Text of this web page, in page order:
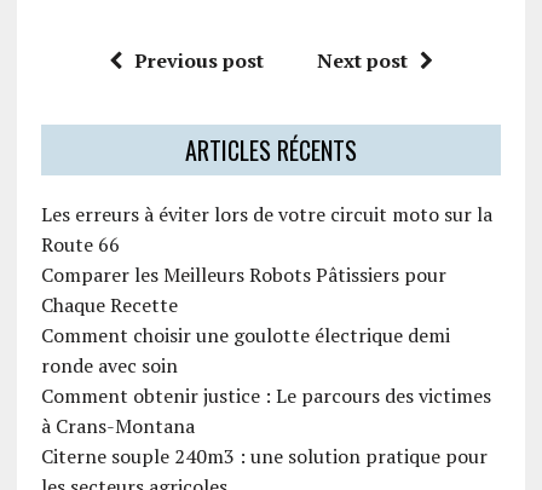
Previous post Next post
ARTICLES RÉCENTS
Les erreurs à éviter lors de votre circuit moto sur la
Route 66
Comparer les Meilleurs Robots Pâtissiers pour
Chaque Recette
Comment choisir une goulotte électrique demi
ronde avec soin
Comment obtenir justice : Le parcours des victimes
à Crans-Montana
Citerne souple 240m3 : une solution pratique pour